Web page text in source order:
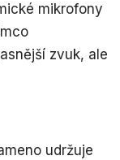
mikrofony
zvuk, ale
udržuje